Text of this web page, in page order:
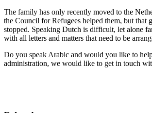
The family has only recently moved to the
the Council for Refugees helped them, but that
stopped. Speaking Dutch is difficult, let alone
with all letters and matters that need to be
Do you speak Arabic and would you like to
administration, we would like to get in touch